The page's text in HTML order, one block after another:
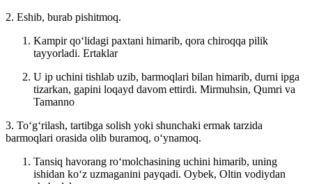
2. Eshib, burab pishitmoq.
Kampir qoʻlidagi paxtani himarib, qora chiroqqa pilik
tayyorladi. Ertaklar
U ip uchini tishlab uzib, barmoqlari bilan himarib, durni ipga
tizarkan, gapini loqayd davom ettirdi. Mirmuhsin, Qumri va
Tamanno
3. Toʻgʻrilash, tartibga solish yoki shunchaki ermak tarzida
barmoqlari orasida olib buramoq, oʻynamoq.
Tansiq havorang roʻmolchasining uchini himarib, uning
ishidan koʻz uzmaganini payqadi. Oybek, Oltin vodiydan